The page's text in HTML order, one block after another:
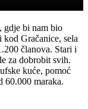
gdje bi nam bio
Gračanice, sela
članova. Stari i
za dobrobit svih.
kuće, pomoć
60.000 maraka.